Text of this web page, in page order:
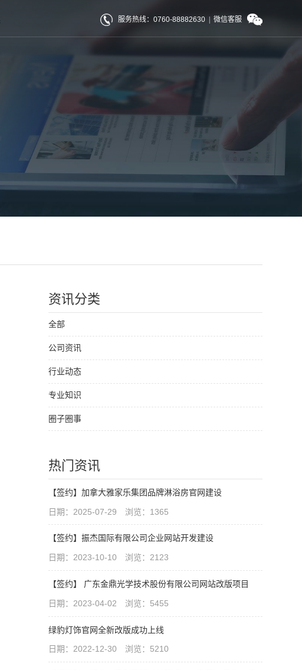
服务热线：0760-88882630 微信客服
资讯分类
全部
公司资讯
行业动态
专业知识
圈子圈事
热门资讯
【签约】加拿大雅家乐集团品牌淋浴房官网建设
日期：2025-07-29 浏览：1365
【签约】振杰国际有限公司企业网站开发建设
日期：2023-10-10 浏览：2123
【签约】 广东金鼎光学技术股份有限公司网站改版项目
日期：2023-04-02 浏览：5455
绿豹灯饰官网全新改版成功上线
日期：2022-12-30 浏览：5210